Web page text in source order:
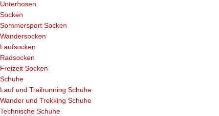
Unterhosen
Socken
Sommersport Socken
Wandersocken
Laufsocken
Radsocken
Freizeit Socken
Schuhe
Lauf und Trailrunning Schuhe
Wander und Trekking Schuhe
Technische Schuhe